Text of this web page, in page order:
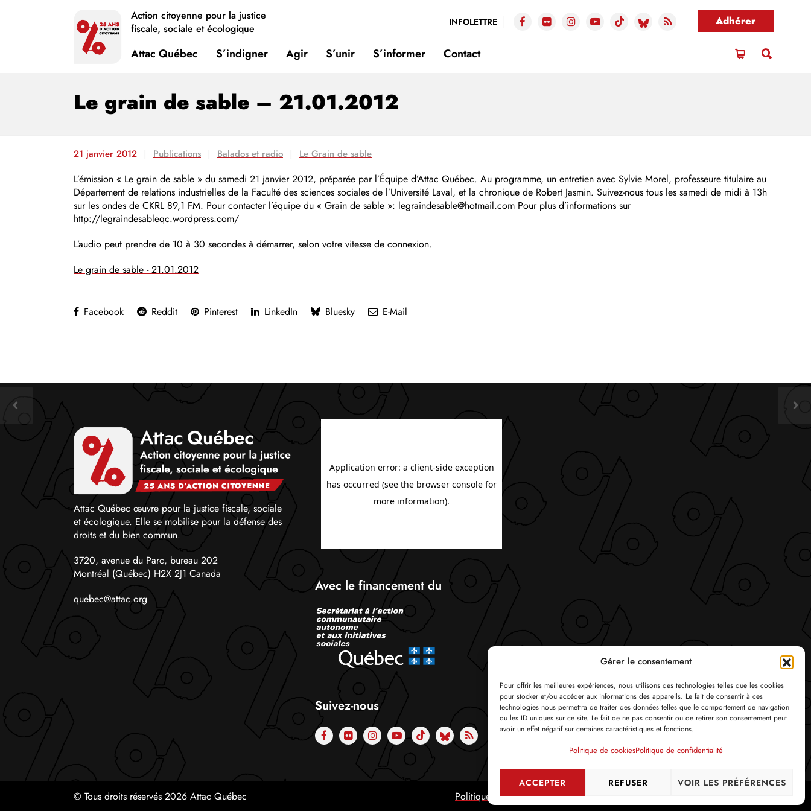
Gérer le consentement
Pour offrir les meilleures expériences, nous utilisons des technologies telles que les cookies
pour stocker et/ou accéder aux informations des appareils. Le fait de consentir à ces
technologies nous permettra de traiter des données telles que le comportement de navigation
ou les ID uniques sur ce site. Le fait de ne pas consentir ou de retirer son consentement peut
avoir un effet négatif sur certaines caractéristiques et fonctions.
ACCEPTER REFUSER VOIR LES PRÉFÉRENCES
Politique de cookiesPolitique de confidentialité
Action citoyenne pour la justice
fiscale, sociale et écologique
INFOLETTRE Adhérer
Attac Québec S’indigner Agir S’unir S’informer Contact
Le grain de sable – 21.01.2012
21 janvier 2012 Publications Balados et radio Le Grain de sable
L’émission « Le grain de sable » du samedi 21 janvier 2012, préparée par l’Équipe d’Attac Québec. Au programme, un entretien avec Sylvie Morel, professeure titulaire au
Département de relations industrielles de la Faculté des sciences sociales de l’Université Laval, et la chronique de Robert Jasmin. Suivez-nous tous les samedi de midi à 13h
sur les ondes de CKRL 89,1 FM. Pour contacter l’équipe du « Grain de sable »: legraindesable@hotmail.com Pour plus d’informations sur
http://legraindesableqc.wordpress.com/
L’audio peut prendre de 10 à 30 secondes à démarrer, selon votre vitesse de connexion.
Le grain de sable - 21.01.2012
Facebook Reddit Pinterest LinkedIn Bluesky E-Mail
Attac Québec œuvre pour la justice fiscale, sociale
et écologique. Elle se mobilise pour la défense des
droits et du bien commun.
3720, avenue du Parc, bureau 202
Montréal (Québec) H2X 2J1 Canada
quebec@attac.org
Avec le financement du
Suivez-nous
© Tous droits réservés 2026 Attac Québec Politique de confidentialité Politique de cookies